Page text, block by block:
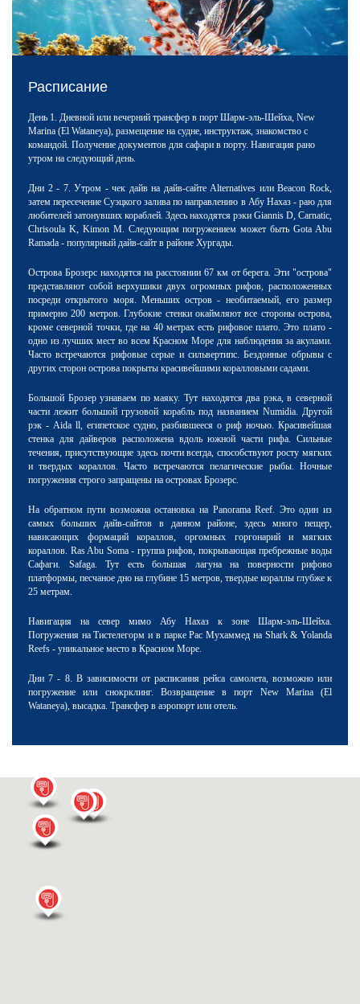
Расписание
День 1. Дневной или вечерний трансфер в порт Шарм-эль-Шейха, New
Marina (El Wataneya), размещение на судне, инструктаж, знакомство с
командой. Получение документов для сафари в порту. Навигация рано
утром на следующий день.
Дни 2 - 7. Утром - чек дайв на дайв-сайтеAlternatives или Beacon Rock,
затем пересечение Суэцкого залива по направлению в Абу Нахаз - раю для
любителей затонувших кораблей. Здесь находятся рэки Giannis D, Carnatic,
Chrisoula K, Kimon M. Следующим погружением может бытьGota Abu
Ramada - популярный дайв-сайт в районе Хургады.
Острова Брозерс находятся на расстоянии 67 км от берега. Эти "острова"
представляют собой верхушики двух огромных рифов, расположенных
посреди открытого моря. Меньших остров - необитаемый, его размер
примерно 200 метров. Глубокие стенки окаймляют все стороны острова,
кроме северной точки, где на 40 метрах есть рифовое плато. Это плато -
одно из лучших мест во всем Красном Море для наблюдения за акулами.
Часто встречаются рифовые серые и сильвертипс.Бездонные обрывы с
других сторон острова покрыты красивейшими коралловыми садами.
Большой Брозер узнаваем по маяку. Тут находятся два рэка, в северной
части лежит большой грузовой корабль под названием Numidia. Другой
рэк - Aida ll, египетское судно, разбившееся о риф ночью. Красивейшая
стенка для дайверов расположена вдоль южной части рифа. Сильные
течения, присутствующие здесь почти всегда, способствуют росту мягких
и твердых кораллов. Часто встречаются пелагические рыбы. Ночные
погружения строго запращены на островах Брозерс.
На обратном пути возможна остановка на Panorama Reef. Это один из
самых больших дайв-сайтов в данном районе, здесь много пещер,
нависающих формаций кораллов, оргомных горгонарий и мягких
кораллов. Ras Abu Soma - группа рифов, покрывающая пребрежные воды
Сафаги. Safaga. Тут есть большая лагуна на поверности рифово
платформы, песчаное дно на глубине 15 метров, твердые кораллы глубже к
25 метрам.
Навигация на север мимо Абу Нахаз к зоне Шарм-эль-Шейха.
Погружения на Тистелегорм и в парке Рас Мухаммед на Shark & Yolanda
Reefs - уникальное место в Красном Море.
Дни 7 - 8. В зависимости от расписания рейса самолета, возможно или
погружение или снокрклинг. Возвращение в порт New Marina (El
Wataneya), высадка. Трансфер в аэропорт или отель.